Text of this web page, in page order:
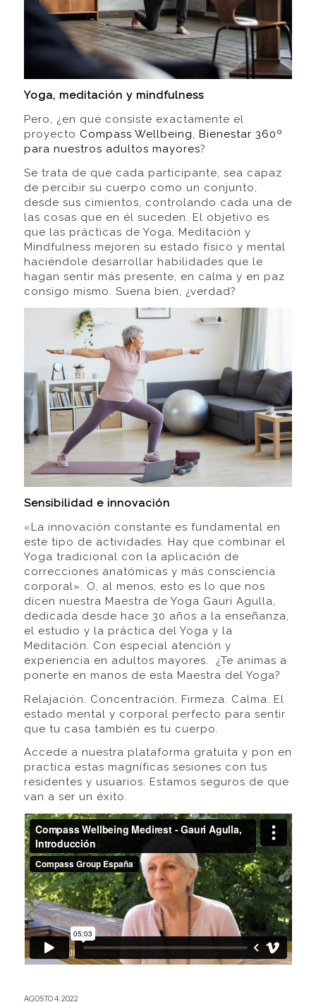
Yoga, meditación y mindfulness
Pero, ¿en qué consiste exactamente el
proyecto Compass Wellbeing, Bienestar 360º
para nuestros adultos mayores?
Se trata de que cada participante, sea capaz
de percibir su cuerpo como un conjunto,
desde sus cimientos, controlando cada una de
las cosas que en él suceden. El objetivo es
que las prácticas de Yoga, Meditación y
Mindfulness mejoren su estado físico y mental
haciéndole desarrollar habilidades que le
hagan sentir más presente, en calma y en paz
consigo mismo. Suena bien, ¿verdad?
Sensibilidad e innovación
«La innovación constante es fundamental en
este tipo de actividades. Hay que combinar el
Yoga tradicional con la aplicación de
correcciones anatómicas y más consciencia
corporal». O, al menos, esto es lo que nos
dicen nuestra Maestra de Yoga Gauri Agulla,
dedicada desde hace 30 años a la enseñanza,
el estudio y la práctica del Yoga y la
Meditación. Con especial atención y
experiencia en adultos mayores. ¿Te animas a
ponerte en manos de esta Maestra del Yoga?
Relajación. Concentración. Firmeza. Calma. El
estado mental y corporal perfecto para sentir
que tu casa también es tu cuerpo.
Accede a nuestra plataforma gratuita y pon en
practica estas magníficas sesiones con tus
residentes y usuarios. Estamos seguros de que
van a ser un éxito.
AGOSTO 4, 2022